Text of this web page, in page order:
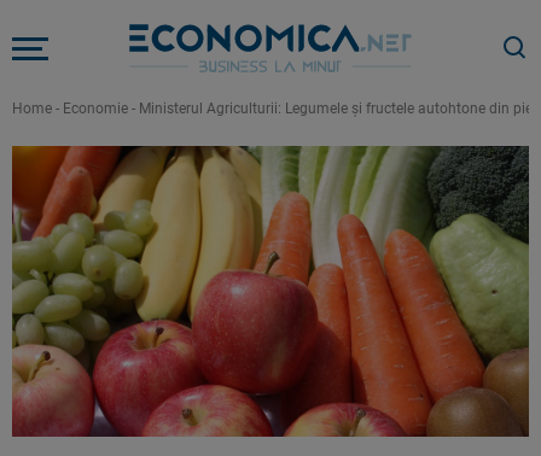
Home - Economie - Ministerul Agriculturii: Legumele şi fructele autohtone din